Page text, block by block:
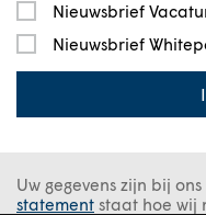
Nieuwsbrief
Nieuwsbrief
Uw gegevens zijn bij
statement staat hoe wij